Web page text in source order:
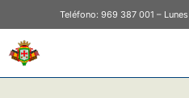
Teléfono: 969 387 001 –